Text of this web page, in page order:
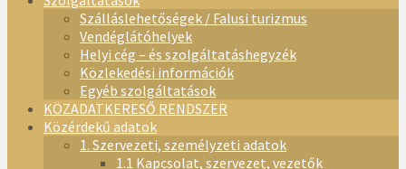
Szálláslehetőségek / Falusi turizmus
Vendéglátóhelyek
Helyi cég – és szolgáltatáshegyzék
Közlekedési információk
Egyéb szolgáltatások
KÖZADATKERESŐ RENDSZER
Közérdekű adatok
1. Szervezeti, személyzeti adatok
1.1 Kapcsolat, szervezet, vezetők